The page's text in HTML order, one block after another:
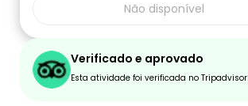
Não disponível
Verificado e aprovado
Esta atividade foi verificada no Tripadvisor